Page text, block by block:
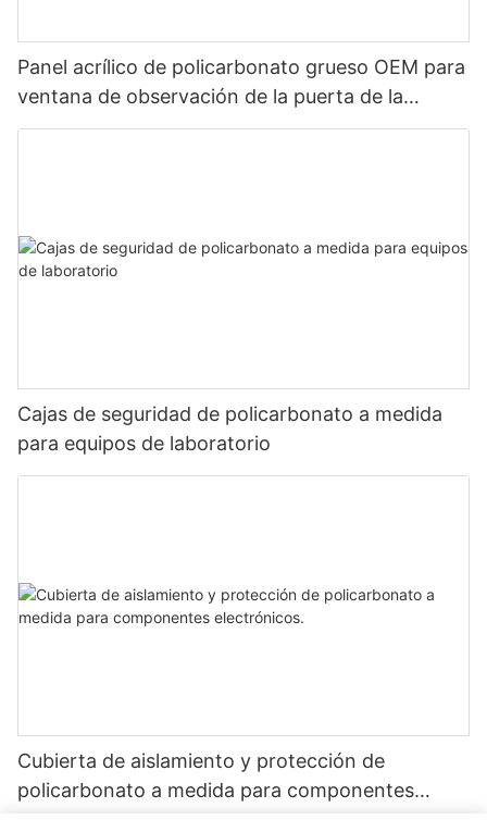
Panel acrílico de policarbonato grueso OEM para
ventana de observación de la puerta de la
cámara de oxígeno
Cajas de seguridad de policarbonato a medida
para equipos de laboratorio
Cubierta de aislamiento y protección de
policarbonato a medida para componentes